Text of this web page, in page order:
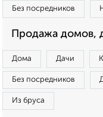
Без посредников
Продажа домов,
Дома Дачи
Без посредников
Из бруса